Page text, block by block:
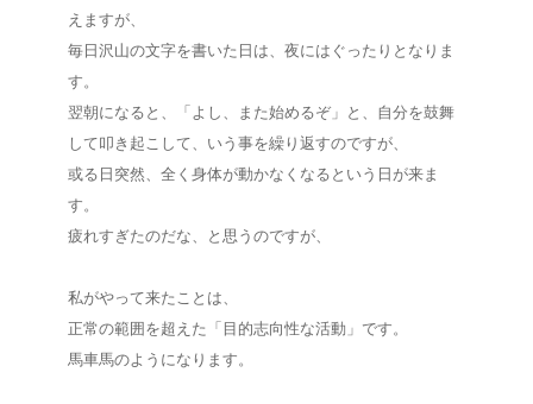
えますが、
毎日沢山の文字を書いた日は、夜にはぐったりとなりま
す。
翌朝になると、「よし、また始めるぞ」と、自分を鼓舞
して叩き起こして、いう事を繰り返すのですが、
或る日突然、全く身体が動かなくなるという日が来ま
す。
疲れすぎたのだな、と思うのですが、
私がやって来たことは、
正常の範囲を超えた「目的志向性な活動」です。
馬車馬のようになります。